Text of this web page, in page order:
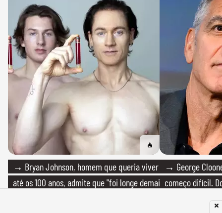
→ Bryan Johnson, homem que queria viver
até os 100 anos, admite que "foi longe demais
→ George
começo difícil.
por dois anos